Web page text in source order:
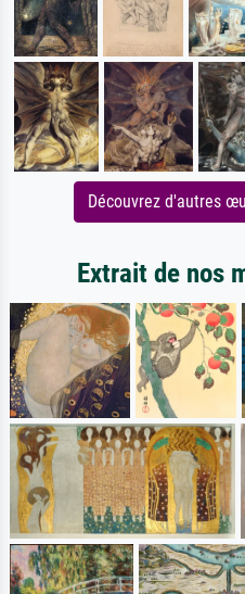
Découvrez d'autres
Extrait de nos